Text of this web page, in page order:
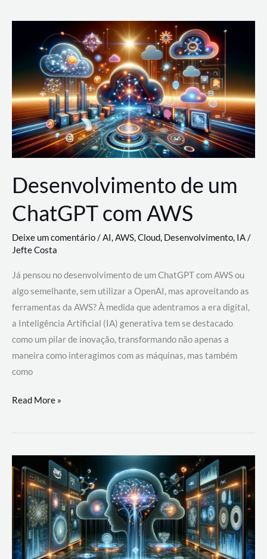
Nuvem:
Google
Cloud,
AWS
e
Azure
Desenvolvimento de um
ChatGPT com AWS
Deixe um comentário/AI,AWS,Cloud, Desenvolvimento, IA/
Jefte Costa
Já pensou no desenvolvimento de um ChatGPT com AWS ou
algo semelhante, sem utilizar a OpenAI, mas aproveitando as
ferramentas da AWS? À medida que adentramos a era digital,
a Inteligência Artificial (IA) generativa tem se destacado
como um pilar de inovação, transformando não apenas a
maneira como interagimos com as máquinas, mas também
como
Desenvolvimento
um
com
AWS
Read More »